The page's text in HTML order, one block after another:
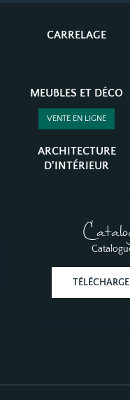
CARRELAGE
MEUBLES ET DÉCO
VENTE EN LIGNE
ARCHITECTURE
D'INTÉRIEUR